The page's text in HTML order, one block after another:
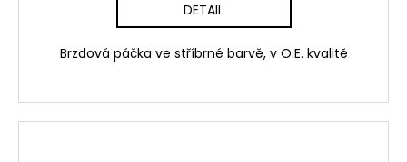
DETAIL
Brzdová páčka ve stříbrné barvě, v O.E. kvalitě